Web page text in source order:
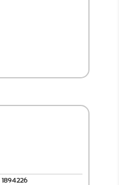
1894226